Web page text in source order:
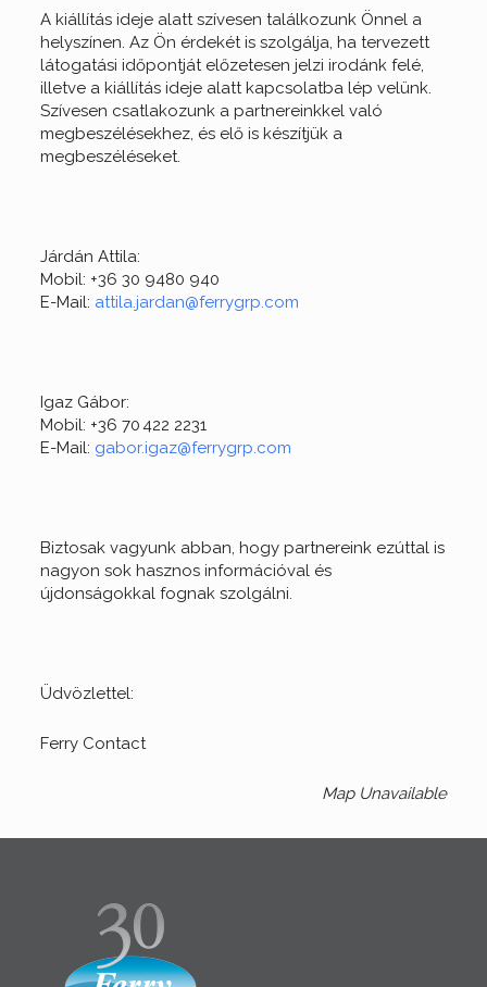
A kiállítás ideje alatt szívesen találkozunk Önnel a
helyszínen. Az Ön érdekét is szolgálja, ha tervezett
látogatási időpontját előzetesen jelzi irodánk felé,
illetve a kiállítás ideje alatt kapcsolatba lép velünk.
Szívesen csatlakozunk a partnereinkkel való
megbeszélésekhez, és elő is készítjük a
megbeszéléseket.
Járdán Attila:
Mobil: +36 30 9480 940
E-Mail: attila.jardan@ferrygrp.com
Igaz Gábor:
Mobil: +36 70 422 2231
E-Mail: gabor.igaz@ferrygrp.com
Biztosak vagyunk abban, hogy partnereink ezúttal is
nagyon sok hasznos információval és
újdonságokkal fognak szolgálni.
Üdvözlettel:
Ferry Contact
Map Unavailable